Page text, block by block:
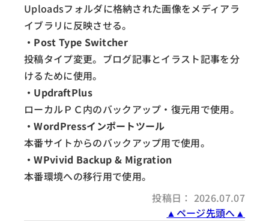
Uploadsフォルダに格納された画像をメディアラ
イブラリに反映させる。
・Post Type Switcher
投稿タイプ変更。ブログ記事とイラスト記事を分
けるために使用。
・UpdraftPlus
ローカルＰＣ内のバックアップ・復元用で使用。
・WordPressインポートツール
本番サイトからのバックアップ用で使用。
・WPvivid Backup & Migration
本番環境への移行用で使用。
投稿日： 2026.07.07
▲ページ先頭へ▲